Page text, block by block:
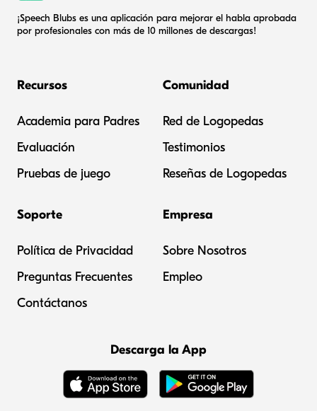
¡Speech Blubs es una aplicación para mejorar el habla aprobada
por profesionales con más de 10 millones de descargas!
Recursos
Academia para Padres
Evaluación
Pruebas de juego
Comunidad
Red de Logopedas
Testimonios
Reseñas de Logopedas
Soporte
Política de Privacidad
Preguntas Frecuentes
Contáctanos
Empresa
Sobre Nosotros
Empleo
Descarga la App